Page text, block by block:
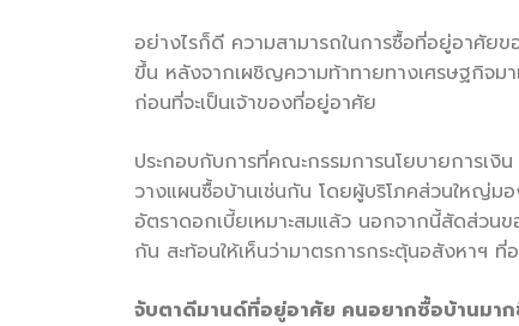
อย่างไรก็ดี ความสามารถในการซื้อที่อยู่อาศัย
ขึ้น หลังจากเผชิญความท้าทายทางเศรษฐกิจมา
ก่อนที่จะเป็นเจ้าของที่อยู่อาศัย
ประกอบกับการที่คณะกรรมการนโยบายการเ
วางแผนซื้อบ้านเช่นกัน โดยผู้บริโภคส่วนใหญ่ม
อัตราดอกเบี้ยเหมาะสมแล้ว นอกจากนี้สัดส่วน
กัน สะท้อนให้เห็นว่ามาตรการกระตุ้นอสังหาฯ ที่
จับตาดีมานด์ที่อยู่อาศัย คนอยากซื้อบ้านมา